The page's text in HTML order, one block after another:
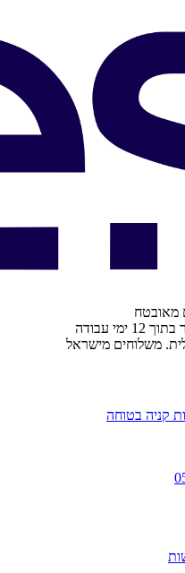
מאובטח
ימי עבודה
משלוחים מישראל
קניה בטוחה